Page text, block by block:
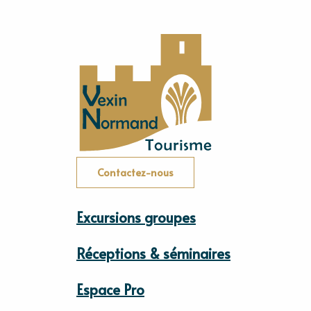
Contactez-nous
Excursions groupes
Réceptions & séminaires
Espace Pro